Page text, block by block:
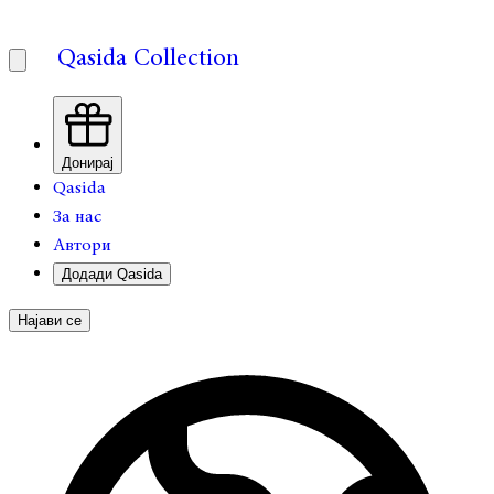
Qasida Collection
Донирај
Qasida
За нас
Автори
Додади Qasida
Најави се